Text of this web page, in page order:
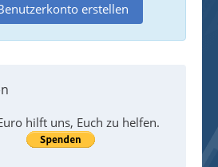
erstellen
hilft uns, Euch zu helfen.